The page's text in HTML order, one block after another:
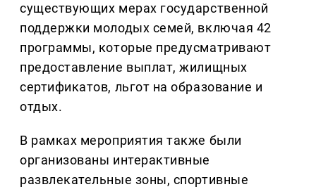
существующих мерах государственной
поддержки молодых семей, включая 42
программы, которые предусматривают
предоставление выплат, жилищных
сертификатов, льгот на образование и
отдых.
В рамках мероприятия также были
организованы интерактивные
развлекательные зоны, спортивные